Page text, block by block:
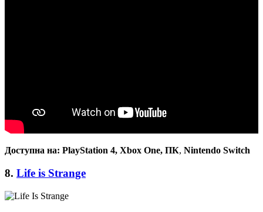
Доступна на: PlayStation 4, Xbox One, ПК, Nintendo Switch
8. Life is Strange